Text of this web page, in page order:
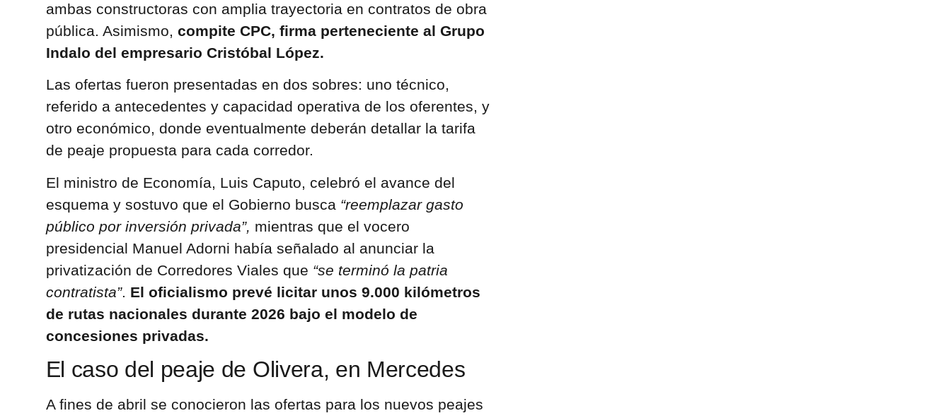
ambas constructoras con amplia trayectoria en contratos de obra
pública. Asimismo, compite CPC, firma perteneciente al Grupo
Indalo del empresario Cristóbal López.
Las ofertas fueron presentadas en dos sobres: uno técnico,
referido a antecedentes y capacidad operativa de los oferentes, y
otro económico, donde eventualmente deberán detallar la tarifa
de peaje propuesta para cada corredor.
El ministro de Economía, Luis Caputo, celebró el avance del
esquema y sostuvo que el Gobierno busca “reemplazar gasto
público por inversión privada”, mientras que el vocero
presidencial Manuel Adorni había señalado al anunciar la
privatización de Corredores Viales que “se terminó la patria
contratista”. El oficialismo prevé licitar unos 9.000 kilómetros
de rutas nacionales durante 2026 bajo el modelo de
concesiones privadas.
El caso del peaje de Olivera, en Mercedes
A fines de abril se conocieron las ofertas para los nuevos peajes